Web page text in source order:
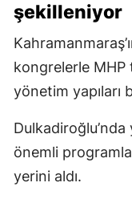
şekilleniyor
kongrelerle MHP
yönetim yapıları
önemli
yerini aldı.